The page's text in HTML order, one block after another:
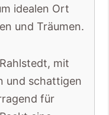
idealen Ort
und Träumen.
mit
und schattigen
für